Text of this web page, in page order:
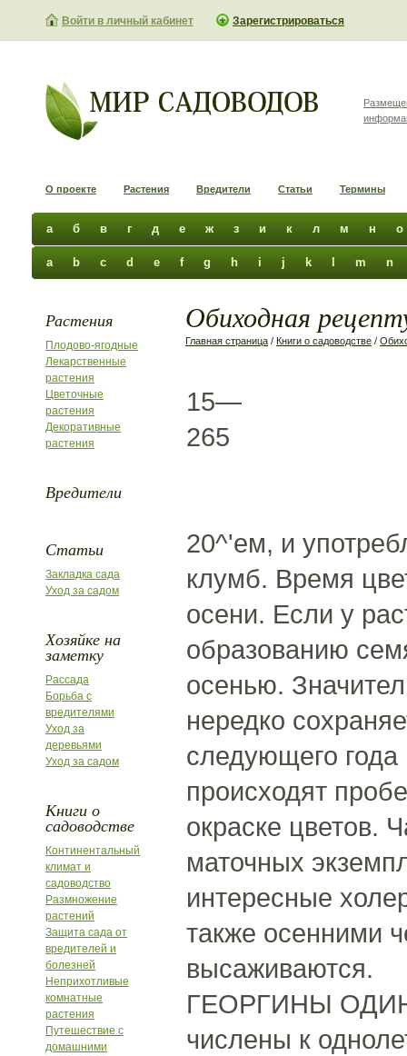
Войти в личный кабинет Зарегистрироваться
О проекте Растения Вредители Статьи Термины
а б в г д е ж з и к л м н о
a b c d e f g h i j k m n
Растения
Плодово-ягодные
Лекарственные
растения
Цветочные
растения
Декоративные
растения
Вредители
Статьи
Закладка сада
Уход за садом
Хозяйке на
заметку
Рассада
Борьба с
вредителями
Уход за
деревьями
Уход за садом
Книги о
садоводстве
Континентальный
климат и
садоводство
Размножение
растений
Защита сада от
вредителей и
болезней
Неприхотливые
комнатные
растения
Путешествие с
домашними
Обиходная
Главная страница / Книги о садоводстве /
15—
265
20^'ем, и
клумб. Время
осени. Если у
образованию
осенью.
нередко
следующего года
происходят
окраске цветов.
маточных
интересные
также осенними
высаживаются.
ГЕОРГИНЫ
числены к